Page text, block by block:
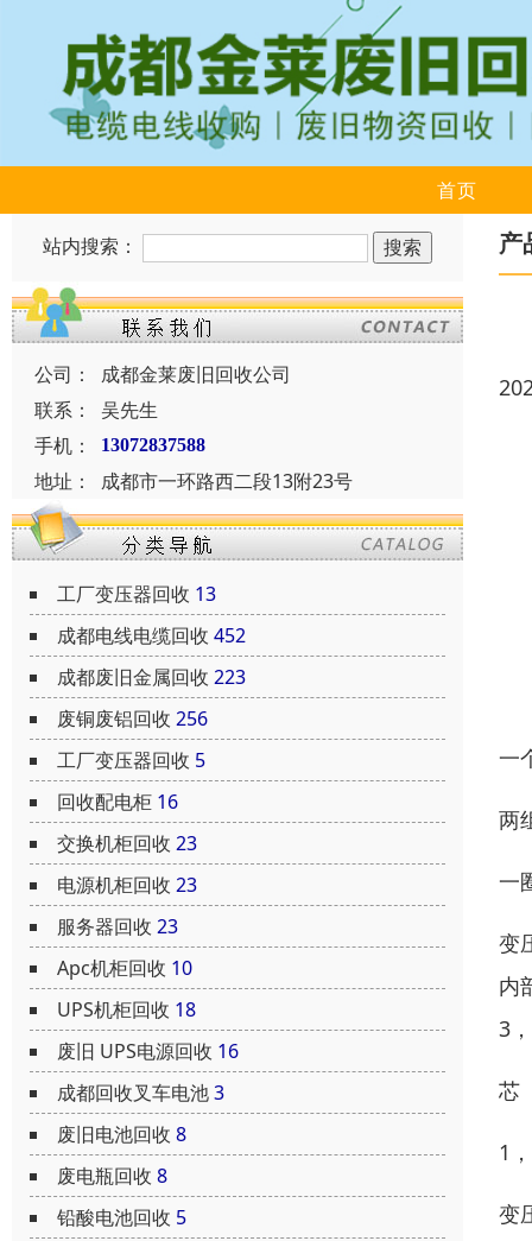
首页
站内搜索：
公司：
成都金莱废旧回收公司
联系：
吴先生
手机：
13072837588
地址： 成都市一环路西二段13附23号
工厂变压器回收 13
成都电线电缆回收 452
成都废旧金属回收 223
废铜废铝回收 256
工厂变压器回收 5
回收配电柜 16
交换机柜回收 23
电源机柜回收 23
服务器回收 23
Apc机柜回收 10
UPS机柜回收 18
废旧 UPS电源回收 16
成都回收叉车电池3
废旧电池回收 8
废电瓶回收 8
铅酸电池回收 5
产
一
两
一
变
内
3
芯
1
变